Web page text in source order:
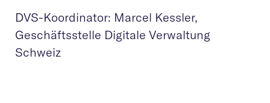
DVS-Koordinator: Marcel Kessler,
Geschäftsstelle Digitale Verwaltung
Schweiz